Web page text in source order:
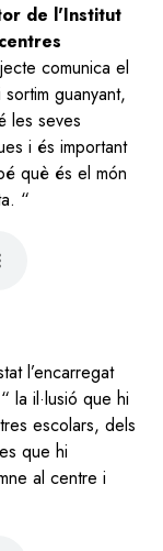
de l'Institut
comunica el
guanyant,
les seves
i és important
què és el món
“
l’encarregat
la il·lusió que hi
escolars, dels
que hi
al centre i